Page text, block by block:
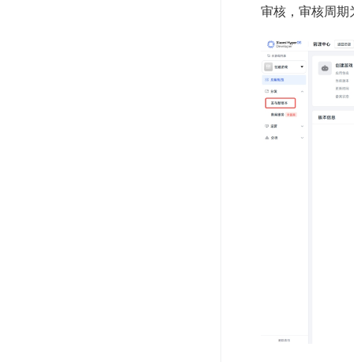
审核，审核周